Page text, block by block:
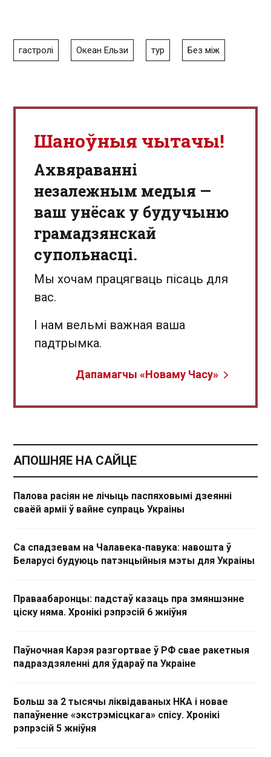
гастролі Океан Ельзи тур Без між
Шаноўныя чытачы!
Aхвяраванні
незалежным медыя —
ваш унёсак у будучыню
грамадзянскай
супольнасці.
Мы хочам працягваць пісаць для
вас.
І нам вельмі важная ваша
падтрымка.
Дапамагчы «Новаму Часу»
АПОШНЯЕ НА САЙЦЕ
Палова расіян не лічыць паспяховымі дзеянні
сваёй арміі ў вайне супраць Украіны
Са спадзевам на Чалавека-павука: навошта ў
Беларусі будуюць патэнцыйныя мэты для Украіны
Праваабаронцы: падстаў казаць пра змяншэнне
ціску няма. Хронікі рэпрэсій 6 жніўня
Паўночная Карэя разгортвае ў РФ свае ракетныя
падраздзяленні для ўдараў па Украіне
Больш за 2 тысячы ліквідаваных НКА і новае
папаўненне «экстрэмісцкага» спісу. Хронікі
рэпрэсій 5 жніўня